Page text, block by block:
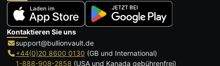
Kontaktieren Sie uns
support@bullionvault.de
+44(0)20 8600 0130 (GB und International)
1-888-908-2858 (USA und Kanada gebührenfrei)